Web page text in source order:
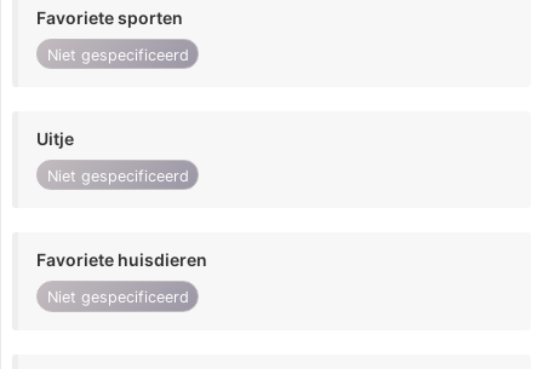
Favoriete sporten
Niet gespecificeerd
Uitje
Niet gespecificeerd
Favoriete huisdieren
Niet gespecificeerd